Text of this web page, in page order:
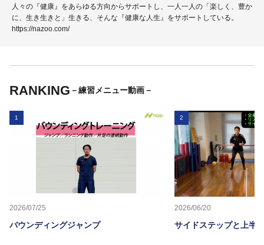
人々の『健康』をあらゆる方向からサポートし、一人一人の「楽しく、豊か
に、生き生きと」生きる、そんな『健康な人生』をサポートしている。
https://nazoo.com/
RANKING －練習メニュー動画－
1
2026/07/25
バウンディングジャンプ
2
2026/06/20
サイドステップと上半